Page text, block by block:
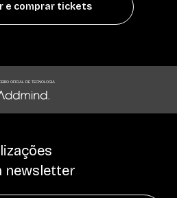
e comprar tickets
OFICIAL DE TECNOLOGIA
newsletter